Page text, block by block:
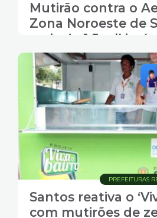
Mutirão contra o
Zona Noroeste de
mais de 1,5 mil
PREFEITURAS
Santos reativa o
com mutirões de